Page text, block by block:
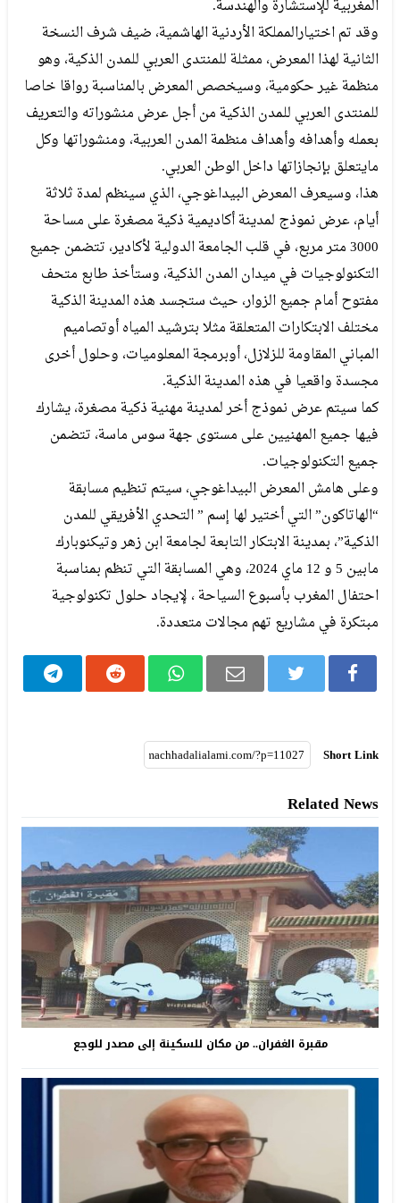
المغربية للإستشارة والهندسة.
وقد تم اختيارالمملكة الأردنية الهاشمية، ضيف شرف النسخة
الثانية لهذا المعرض، ممثلة للمنتدى العربي للمدن الذكية، وهو
منظمة غير حكومية، وسيخصص المعرض بالمناسبة رواقا خاصا
للمنتدى العربي للمدن الذكية من أجل عرض منشوراته والتعريف
بعمله وأھدافه وأھداف منظمة المدن العربية، ومنشوراتها وكل
مايتعلق بإنجازاتها داخل الوطن العربي.
هذا، وسيعرف المعرض البيداغوجي، الذي سينظم لمدة ثلاثة
أيام، عرض نموذج لمدينة أكاديمية ذكية مصغرة على مساحة
3000 متر مربع، في قلب الجامعة الدولية لأكادير، تتضمن جميع
التكنولوجيات في ميدان المدن الذكية، وستأخذ طابع متحف
مفتوح أمام جميع الزوار، حيث ستجسد هذه المدينة الذكية
مختلف الابتكارات المتعلقة مثلا بترشيد المياه أوتصاميم
المباني المقاومة للزلازل، أوبرمجة المعلوميات، وحلول أخرى
مجسدة واقعيا في هذه المدينة الذكية.
كما سيتم عرض نموذج أخر لمدينة مهنية ذكية مصغرة، يشارك
فيها جميع المهنيين على مستوى جهة سوس ماسة، تتضمن
جميع التكنولوجيات.
وعلى هامش المعرض البيداغوجي، سيتم تنظيم مسابقة
“الهاتاكون” التي أختير لها إسم ” التحدي الأفريقي للمدن
الذكية”، بمدينة الابتكار التابعة لجامعة ابن زهر وتيكنوبارك
مابين 5 و 12 ماي 2024، وهي المسابقة التي تنظم بمناسبة
احتفال المغرب بأسبوع السياحة ، لإيجاد حلول تكنولوجية
مبتكرة في مشاريع تهم مجالات متعددة.
Short Link
Related News
مقبرة الغفران.. من مكان للسكينة إلى مصدر للوجع